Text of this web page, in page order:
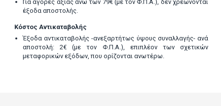
Για αγορές αξίας άνω των 79€ (με τον Φ.Π.Α.), δεν χρεώνονται
έξοδα αποστολής.
Κόστος Αντικαταβολής
Έξοδα αντικαταβολής -ανεξαρτήτως ύψους συναλλαγής- ανά
αποστολή: 2€ (με τον Φ.Π.Α.), επιπλέον των σχετικών
μεταφορικών εξόδων, που ορίζονται ανωτέρω.